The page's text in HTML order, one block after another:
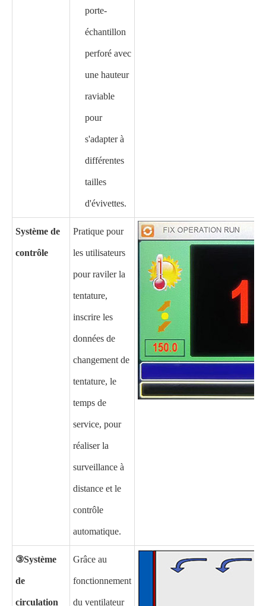
porte-
échantillon
perforé avec
une hauteur
raviable
pour
s'adapter à
différentes
tailles
d'évivettes.
Système de
contrôle
Pratique pour
les utilisateurs
pour raviler la
tentature,
inscrire les
données de
changement de
tentature, le
temps de
service, pour
réaliser la
surveillance à
distance et le
contrôle
automatique.
③Système
de
circulation
Grâce au
fonctionnement
du ventilateur